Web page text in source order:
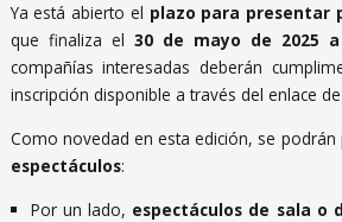
Ya está abierto el plazo para presentar
que finaliza el 30 de mayo de 2025
compañías interesadas deberán
inscripción disponible a través del enlace
Como novedad en esta edición, se podrán
espectáculos:
Por un lado, espectáculos de sala o